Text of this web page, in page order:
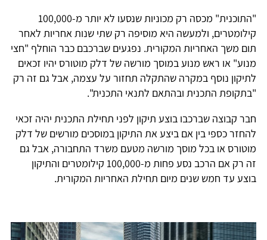
"התוכנית" מכסה רק מכוניות שנסעו לא יותר מ-100,000
קילומטרים, ולמעשה היא מוסיפה רק שתי שנות אחריות לאחר
תום משך האחריות המקורית. נפגעים שברכבם כבר הוחלף "חצי
מנוע" או ראש מנוע במוסך מורשה של דלק מוטורס יהיו זכאים
לתיקון נוסף במקרה שהתקלה תחזור על עצמה, אבל גם זה רק
"בתקופת התכנית ובהתאם לתנאי התכנית".
חבר קבוצה שברכבו בוצע תיקון לפני תחילת התכנית יהיה זכאי
להחזר כספי בין אם ביצע את התיקון במוסכים מורשים של דלק
מוטורס או בכל מוסך מורשה מטעם משרד התחבורה, אבל גם
זה רק אם הרכב נסע פחות מ-100,000 קילומטרים והתיקון
בוצע עד חמש שנים מיום תחילת האחריות המקורית.